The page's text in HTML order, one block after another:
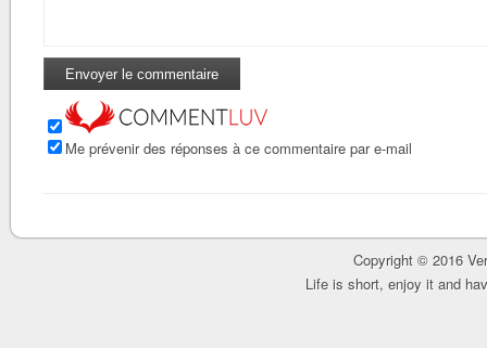
Me prévenir des réponses à ce commentaire par e-mail
Copyright © 2016
Life is short, enjoy it and